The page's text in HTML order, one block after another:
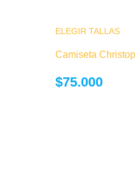
ELEGIR TALLAS
Camiseta
$75.000